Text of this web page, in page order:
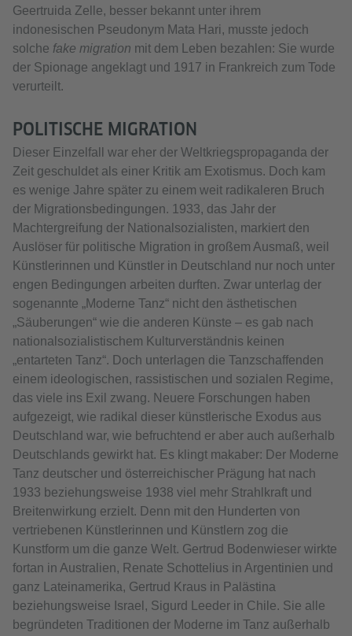
Geertruida Zelle, besser bekannt unter ihrem
indonesischen Pseudonym Mata Hari, musste jedoch
solche fake migration mit dem Leben bezahlen: Sie wurde
der Spionage angeklagt und 1917 in Frankreich zum Tode
verurteilt.
POLITISCHE MIGRATION
Dieser Einzelfall war eher der Weltkriegspropaganda der
Zeit geschuldet als einer Kritik am Exotismus. Doch kam
es wenige Jahre später zu einem weit radikaleren Bruch
der Migrationsbedingungen. 1933, das Jahr der
Machtergreifung der Nationalsozialisten, markiert den
Auslöser für politische Migration in großem Ausmaß, weil
Künstlerinnen und Künstler in Deutschland nur noch unter
engen Bedingungen arbeiten durften. Zwar unterlag der
sogenannte „Moderne Tanz“ nicht den ästhetischen
„Säuberungen“ wie die anderen Künste – es gab nach
nationalsozialistischem Kulturverständnis keinen
„entarteten Tanz“. Doch unterlagen die Tanzschaffenden
einem ideologischen, rassistischen und sozialen Regime,
das viele ins Exil zwang. Neuere Forschungen haben
aufgezeigt, wie radikal dieser künstlerische Exodus aus
Deutschland war, wie befruchtend er aber auch außerhalb
Deutschlands gewirkt hat. Es klingt makaber: Der Moderne
Tanz deutscher und österreichischer Prägung hat nach
1933 beziehungsweise 1938 viel mehr Strahlkraft und
Breitenwirkung erzielt. Denn mit den Hunderten von
vertriebenen Künstlerinnen und Künstlern zog die
Kunstform um die ganze Welt. Gertrud Bodenwieser wirkte
fortan in Australien, Renate Schottelius in Argentinien und
ganz Lateinamerika, Gertrud Kraus in Palästina
beziehungsweise Israel, Sigurd Leeder in Chile. Sie alle
begründeten Traditionen der Moderne im Tanz außerhalb